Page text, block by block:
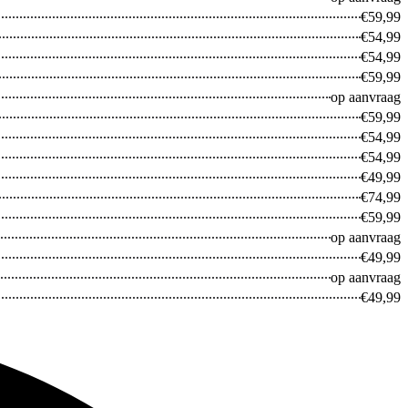
Galaxy A
€59,99
€54,99
€54,99
€59,99
op aanvraag
€59,99
€54,99
€54,99
€49,99
€74,99
€59,99
op aanvraag
€49,99
op aanvraag
€49,99